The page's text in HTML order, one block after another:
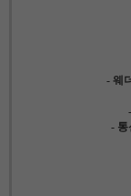
- 웨
- 통